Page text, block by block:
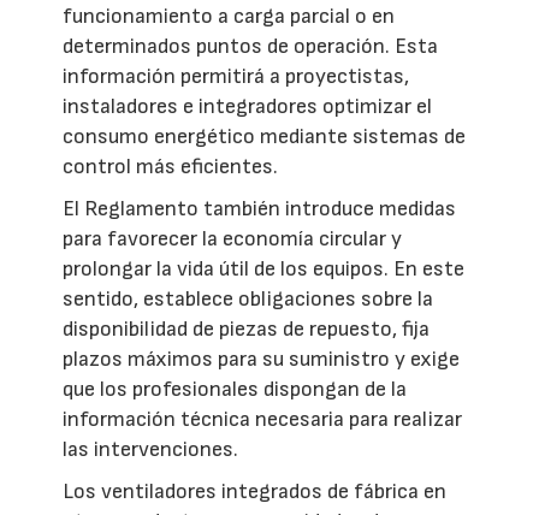
funcionamiento a carga parcial o en
determinados puntos de operación. Esta
información permitirá a proyectistas,
instaladores e integradores optimizar el
consumo energético mediante sistemas de
control más eficientes.
El Reglamento también introduce medidas
para favorecer la economía circular y
prolongar la vida útil de los equipos. En este
sentido, establece obligaciones sobre la
disponibilidad de piezas de repuesto, fija
plazos máximos para su suministro y exige
que los profesionales dispongan de la
información técnica necesaria para realizar
las intervenciones.
Los ventiladores integrados de fábrica en